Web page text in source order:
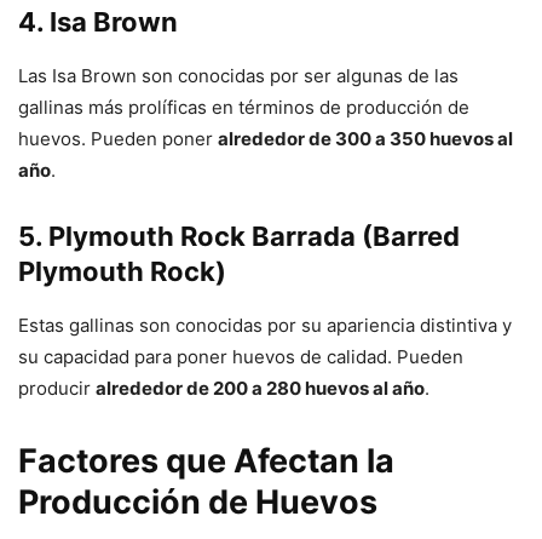
4. Isa Brown
Las Isa Brown son conocidas por ser algunas de las
gallinas más prolíficas en términos de producción de
huevos. Pueden poner alrededor de 300 a 350 huevos al
año.
5. Plymouth Rock Barrada (Barred
Plymouth Rock)
Estas gallinas son conocidas por su apariencia distintiva y
su capacidad para poner huevos de calidad. Pueden
producir alrededor de 200 a 280 huevos al año.
Factores que Afectan la
Producción de Huevos